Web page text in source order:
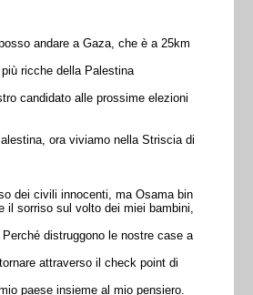
andare a Gaza, che è a 25km
ricche della Palestina
candidato alle prossime elezioni
ora viviamo nella Striscia di
dei civili innocenti, ma Osama bin
il sorriso sul volto dei miei bambini,
distruggono le nostre case a
attraverso il check point di
paese insieme al mio pensiero.